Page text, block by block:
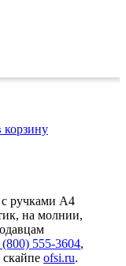
корзину
ручками А4
на молнии,
(800) 555-3604,
скайпе ofsi.ru.